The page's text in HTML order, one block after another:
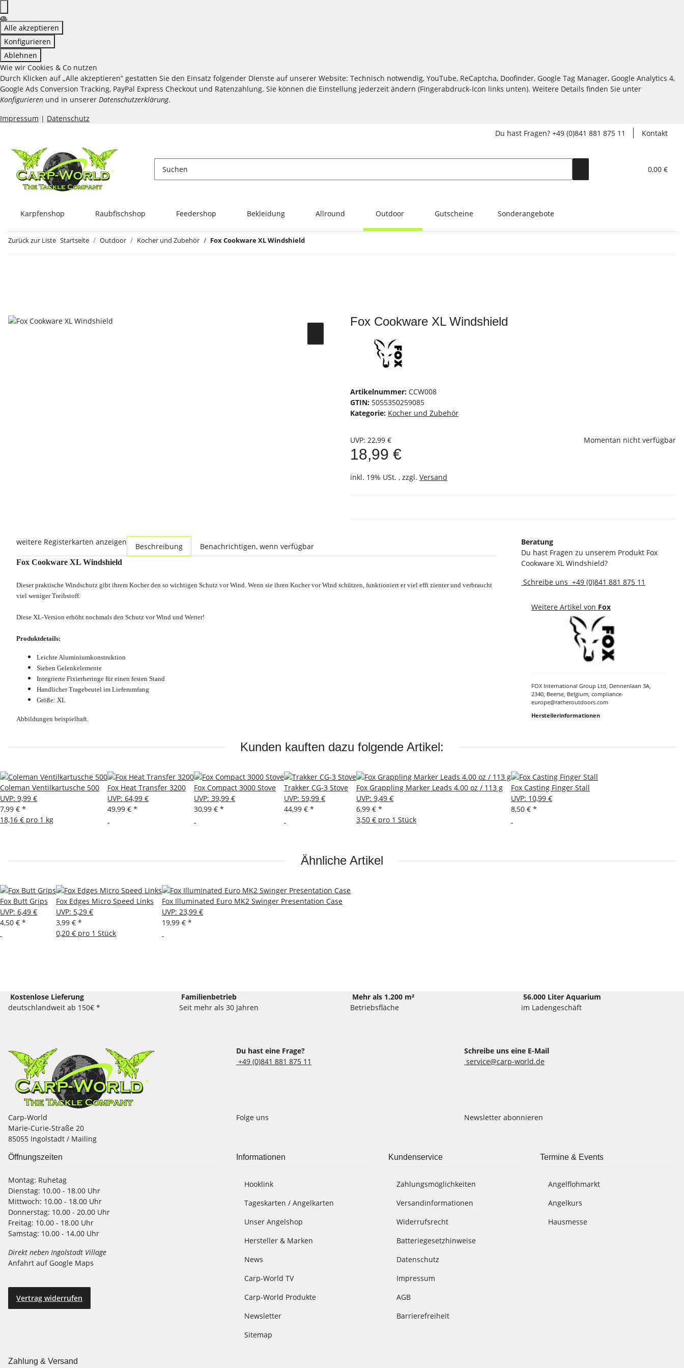
Alle akzeptieren
Konfigurieren
Ablehnen
Wie wir Cookies & Co nutzen
Durch Klicken auf „Alle akzeptieren“ gestatten Sie den Einsatz folgender Dienste auf unserer Website: Technisch notwendig, YouTube, ReCaptcha, Doofinder, Google Tag Manager, Google Analytics 4,
Google Ads Conversion Tracking, PayPal Express Checkout und Ratenzahlung. Sie können die Einstellung jederzeit ändern (Fingerabdruck-Icon links unten). Weitere Details finden Sie unter
Konfigurieren und in unserer Datenschutzerklärung.
Impressum | Datenschutz
Du hast Fragen? +49 (0)841 881 875 11
Kontakt
0,00 €
Karpfenshop Raubfischshop Feedershop Bekleidung Allround Outdoor Gutscheine Sonderangebote
Zurück zur Liste Startseite Outdoor Kocher und Zubehör Fox Cookware XL Windshield
Fox Cookware XL Windshield
Artikelnummer: CCW008
GTIN: 5055350259085
Kategorie: Kocher und Zubehör
UVP: 22,99 €
18,99 €
inkl. 19% USt. , zzgl. Versand
Momentan nicht verfügbar
weitere Registerkarten anzeigen Beschreibung Benachrichtigen, wenn verfügbar
Fox Cookware XL Windshield
Dieser praktische Windschutz gibt ihrem Kocher den so wichtigen Schutz vor Wind. Wenn sie ihren Kocher vor Wind schützen, funktioniert er viel effi zienter und verbraucht
viel weniger Treibstoff.
Diese XL-Version erhöht nochmals den Schutz vor Wind und Wetter!
Produktdetails:
Leichte Aluminiumkonstruktion
Sieben Gelenkelemente
Integrierte Fixierheringe für einen festen Stand
Handlicher Tragebeutel im Lieferumfang
Größe: XL
Abbildungen beispielhaft.
Beratung
Du hast Fragen zu unserem Produkt Fox
Cookware XL Windshield?
Schreibe uns +49 (0)841 881 875 11
Weitere Artikel von Fox
FOX International Group Ltd, Dennenlaan 3A,
2340, Beerse, Belgium, compliance-
europe@ratheroutdoors.com
Herstellerinformationen
Kunden kauften dazu folgende Artikel:
Coleman Ventilkartusche 500
UVP: 9,99 €
7,99 € *
18,16 € pro 1 kg
Fox Heat Transfer 3200
UVP: 64,99 €
49,99 € *
Fox Compact 3000 Stove
UVP: 39,99 €
30,99 € *
Trakker CG-3 Stove
UVP: 59,99 €
44,99 € *
Fox Grappling Marker Leads 4.00 oz / 113 g
UVP: 9,49 €
6,99 € *
3,50 € pro 1 Stück
Fox Casting Finger Stall
UVP: 10,99 €
8,50 € *
Ähnliche Artikel
Fox Butt Grips
UVP: 6,49 €
4,50 € *
Fox Edges Micro Speed Links
UVP: 5,29 €
3,99 € *
0,20 € pro 1 Stück
Fox Illuminated Euro MK2 Swinger Presentation Case
UVP: 23,99 €
19,99 € *
Kostenlose Lieferung
deutschlandweit ab 150€ *
Familienbetrieb
Seit mehr als 30 Jahren
Mehr als 1.200 m²
Betriebsfläche
56.000 Liter Aquarium
im Ladengeschäft
Du hast eine Frage?
+49 (0)841 881 875 11
Schreibe uns eine E-Mail
service@carp-world.de
Carp-World
Marie-Curie-Straße 20
85055 Ingolstadt / Mailing
Folge uns Newsletter abonnieren
Öffnungszeiten
Montag: Ruhetag
Dienstag: 10.00 - 18.00 Uhr
Mittwoch: 10.00 - 18.00 Uhr
Donnerstag: 10.00 - 20.00 Uhr
Freitag: 10.00 - 18.00 Uhr
Samstag: 10.00 - 14.00 Uhr
Direkt neben Ingolstadt Village
Anfahrt auf Google Maps
Vertrag widerrufen
Informationen
Hooklink
Tageskarten / Angelkarten
Unser Angelshop
Hersteller & Marken
News
Carp-World TV
Carp-World Produkte
Newsletter
Sitemap
Kundenservice
Zahlungsmöglichkeiten
Versandinformationen
Widerrufsrecht
Batteriegesetzhinweise
Datenschutz
Impressum
AGB
Barrierefreiheit
Termine & Events
Angelflohmarkt
Angelkurs
Hausmesse
Zahlung & Versand